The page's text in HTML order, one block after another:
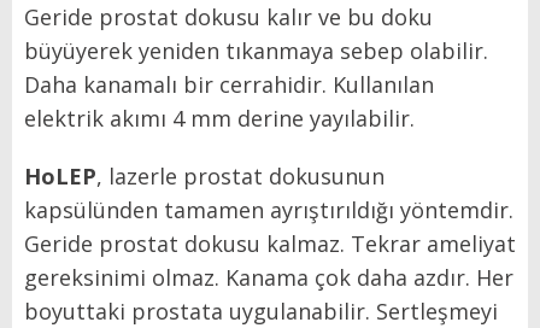
Geride prostat dokusu kalır ve bu doku
büyüyerek yeniden tıkanmaya sebep olabilir.
Daha kanamalı bir cerrahidir. Kullanılan
elektrik akımı 4 mm derine yayılabilir.
HoLEP, lazerle prostat dokusunun
kapsülünden tamamen ayrıştırıldığı yöntemdir.
Geride prostat dokusu kalmaz. Tekrar ameliyat
gereksinimi olmaz. Kanama çok daha azdır. Her
boyuttaki prostata uygulanabilir. Sertleşmeyi